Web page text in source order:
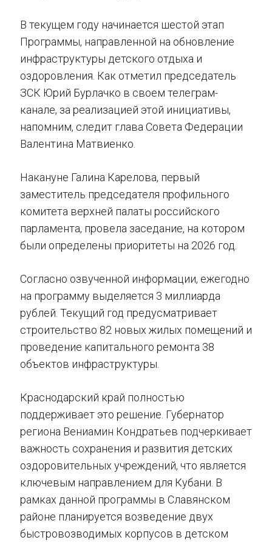
В текущем году начинается шестой этап
Программы, направленной на обновление
инфраструктуры детского отдыха и
оздоровления. Как отметил председатель
ЗСК Юрий Бурлачко в своем телеграм-
канале, за реализацией этой инициативы,
напомним, следит глава Совета Федерации
Валентина Матвиенко.
Накануне Галина Карелова, первый
заместитель председателя профильного
комитета верхней палаты российского
парламента, провела заседание, на котором
были определены приоритеты на 2026 год.
Согласно озвученной информации, ежегодно
на программу выделяется 3 миллиарда
рублей. Текущий год предусматривает
строительство 82 новых жилых помещений и
проведение капитального ремонта 38
объектов инфраструктуры.
Краснодарский край полностью
поддерживает это решение. Губернатор
региона Вениамин Кондратьев подчеркивает
важность сохранения и развития детских
оздоровительных учреждений, что является
ключевым направлением для Кубани. В
рамках данной программы в Славянском
районе планируется возведение двух
быстровозводимых корпусов в детском